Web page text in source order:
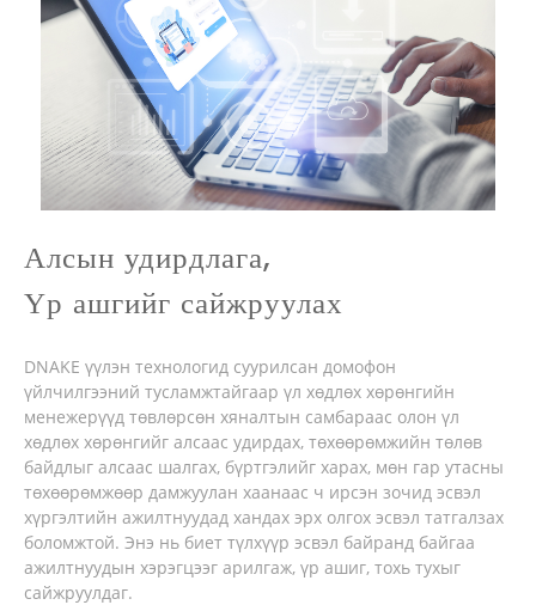
Алсын удирдлага,
Үр ашгийг сайжруулах
DNAKE үүлэн технологид суурилсан домофон
үйлчилгээний тусламжтайгаар үл хөдлөх хөрөнгийн
менежерүүд төвлөрсөн хяналтын самбараас олон үл
хөдлөх хөрөнгийг алсаас удирдах, төхөөрөмжийн төлөв
байдлыг алсаас шалгах, бүртгэлийг харах, мөн гар утасны
төхөөрөмжөөр дамжуулан хаанаас ч ирсэн зочид эсвэл
хүргэлтийн ажилтнуудад хандах эрх олгох эсвэл татгалзах
боломжтой. Энэ нь биет түлхүүр эсвэл байранд байгаа
ажилтнуудын хэрэгцээг арилгаж, үр ашиг, тохь тухыг
сайжруулдаг.